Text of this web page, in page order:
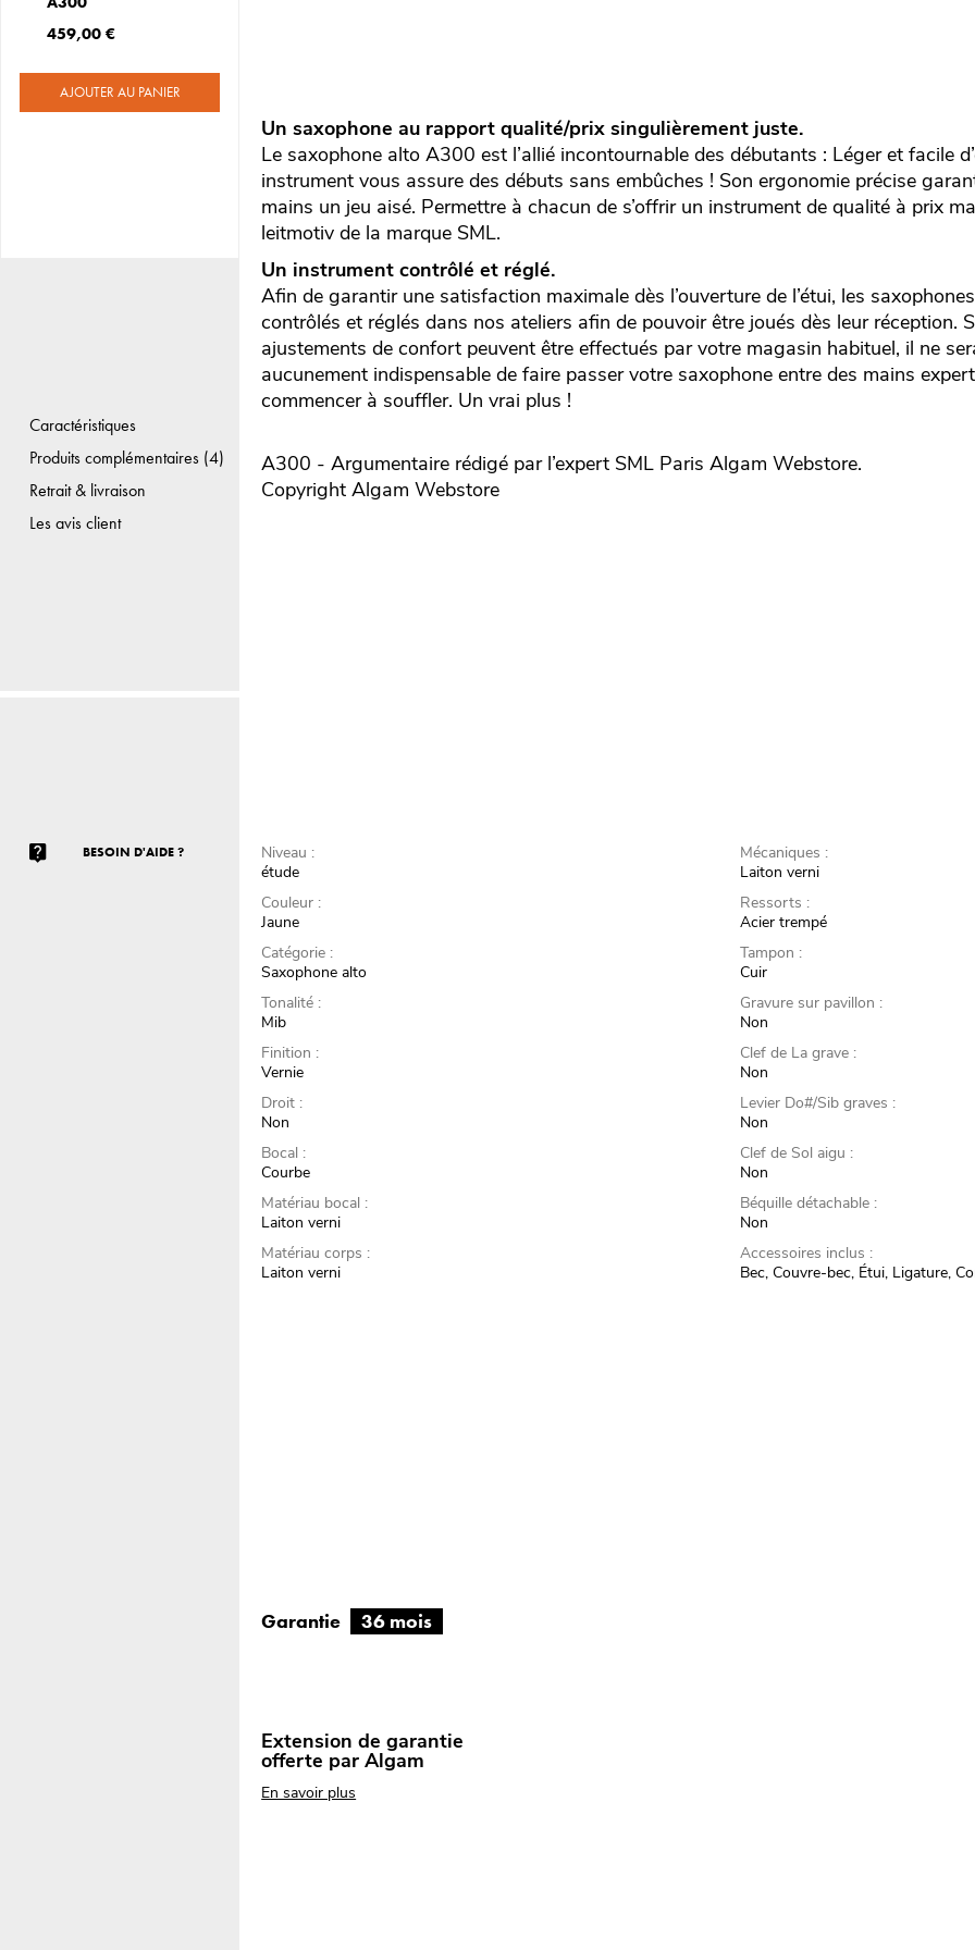
459,00 €
AJOUTER AU PANIER
Caractéristiques
Produits complémentaires (4)
Retrait & livraison
Les avis client
BESOIN D'AIDE ?
Un saxophone au rapport qualité/prix singulièrement juste.
Le saxophone alto A300 est l’allié incontournable des débutants : Léger et facile
instrument vous assure des débuts sans embûches ! Son ergonomie précise
mains un jeu aisé. Permettre à chacun de s’offrir un instrument de qualité à prix
leitmotiv de la marque SML.
Un instrument contrôlé et réglé.
Afin de garantir une satisfaction maximale dès l’ouverture de l’étui, les
contrôlés et réglés dans nos ateliers afin de pouvoir être joués dès leur réception.
ajustements de confort peuvent être effectués par votre magasin habituel, il ne
aucunement indispensable de faire passer votre saxophone entre des mains
commencer à souffler. Un vrai plus !
A300 - Argumentaire rédigé par l’expert SML Paris Algam Webstore.
Copyright Algam Webstore
Niveau :
étude
Couleur :
Jaune
Catégorie :
Saxophone alto
Tonalité :
Mib
Finition :
Vernie
Droit :
Non
Bocal :
Courbe
Matériau bocal :
Laiton verni
Matériau corps :
Laiton verni
Mécaniques :
Laiton verni
Ressorts :
Acier trempé
Tampon :
Cuir
Gravure sur pavillon :
Non
Clef de La grave :
Non
Levier Do#/Sib graves :
Non
Clef de Sol aigu :
Non
Béquille détachable :
Non
Accessoires inclus :
Bec, Couvre-bec, Étui, Ligature,
Garantie 36 mois
Extension de garantie
offerte par Algam
En savoir plus